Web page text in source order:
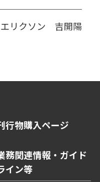
リクソン 吉開陽
行物購入ページ
務関連情報・ガイド
イン等